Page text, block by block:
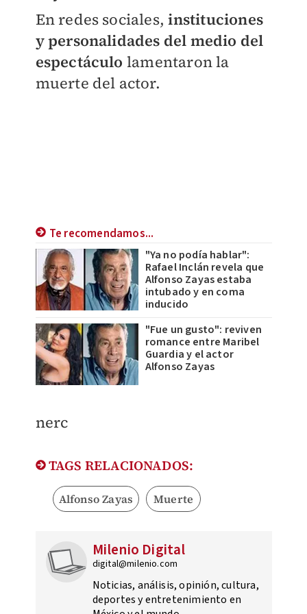
En redes sociales, instituciones
y personalidades del medio del
espectáculo lamentaron la
muerte del actor.
Te recomendamos...
"Ya no podía hablar":
Rafael Inclán revela que
Alfonso Zayas estaba
intubado y en coma
inducido
"Fue un gusto": reviven
romance entre Maribel
Guardia y el actor
Alfonso Zayas
​nerc
TAGS RELACIONADOS:
Alfonso Zayas Muerte
Milenio Digital
digital@milenio.com
Noticias, análisis, opinión, cultura,
deportes y entretenimiento en